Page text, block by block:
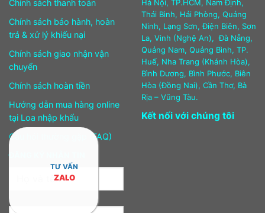
Chính sách thanh toán
Chính sách bảo hành, hoàn
trả & xử lý khiếu nại
Chính sách giao nhận vận
chuyển
Chính sách hoàn tiền
Hướng dẫn mua hàng online
tại Loa nhập khẩu
Câu hỏi thường gặp (FAQ)
Hà Nội, TP.HCM, Nam Định,
Thái Bình, Hải Phòng, Quảng
Ninh, Lạng Sơn, Điện Biên, Sơn
La, Vinh (Nghệ An), Đà Nẵng,
Quảng Nam, Quảng Bình, TP.
Huế, Nha Trang (Khánh Hòa),
Bình Dương, Bình Phước, Biên
Hòa (Đồng Nai), Cần Thơ, Bà
Rịa – Vũng Tàu.
Kết nối với chúng tôi
TƯ VẤN
ZALO